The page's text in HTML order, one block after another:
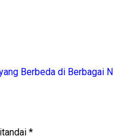
Berbeda di Berbagai
*